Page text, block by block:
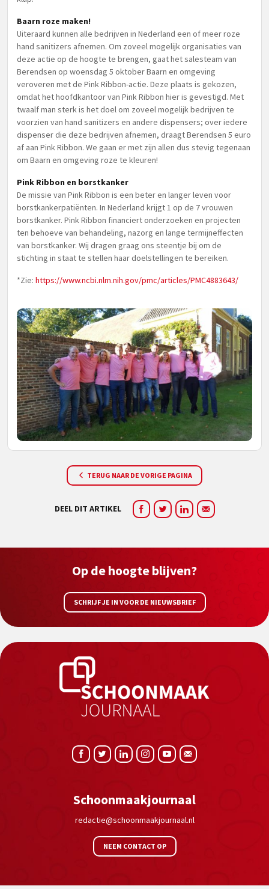
Baarn roze maken!
Uiteraard kunnen alle bedrijven in Nederland een of meer roze
hand sanitizers afnemen. Om zoveel mogelijk organisaties van
deze actie op de hoogte te brengen, gaat het salesteam van
Berendsen op woensdag 5 oktober Baarn en omgeving
veroveren met de Pink Ribbon-actie. Deze plaats is gekozen,
omdat het hoofdkantoor van Pink Ribbon hier is gevestigd. Met
twaalf man sterk is het doel om zoveel mogelijk bedrijven te
voorzien van hand sanitizers en andere dispensers; over iedere
dispenser die deze bedrijven afnemen, draagt Berendsen 5 euro
af aan Pink Ribbon. We gaan er met zijn allen dus stevig tegenaan
om Baarn en omgeving roze te kleuren!
Pink Ribbon en borstkanker
De missie van Pink Ribbon is een beter en langer leven voor
borstkankerpatiënten. In Nederland krijgt 1 op de 7 vrouwen
borstkanker. Pink Ribbon financiert onderzoeken en projecten
ten behoeve van behandeling, nazorg en lange termijneffecten
van borstkanker. Wij dragen graag ons steentje bij om de
stichting in staat te stellen haar doelstellingen te bereiken.
*Zie: https://www.ncbi.nlm.nih.gov/pmc/articles/PMC4883643/
TERUG NAAR DE VORIGE PAGINA
DEEL DIT ARTIKEL
Op de hoogte blijven?
SCHRIJF JE IN VOOR DE NIEUWSBRIEF
Schoonmaakjournaal
redactie@schoonmaakjournaal.nl
NEEM CONTACT OP